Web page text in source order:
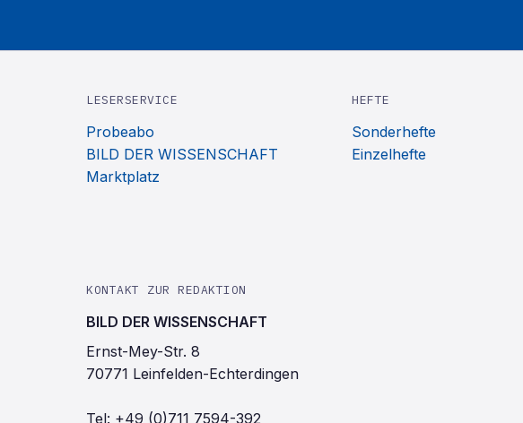
LESERSERVICE
Probeabo
BILD DER WISSENSCHAFT
Marktplatz
HEFTE
Sonderhefte
Einzelhefte
KONTAKT ZUR REDAKTION
BILD DER WISSENSCHAFT
Ernst-Mey-Str. 8
70771 Leinfelden-Echterdingen
Tel: +49 (0)711 7594-392